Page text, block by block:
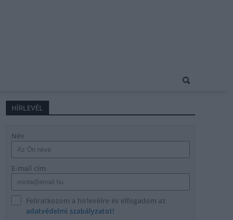
HÍRLEVÉL
Név
E-mail cím
Feliratkozom a hírlevélre és elfogadom az
adatvédelmi szabályzatot!